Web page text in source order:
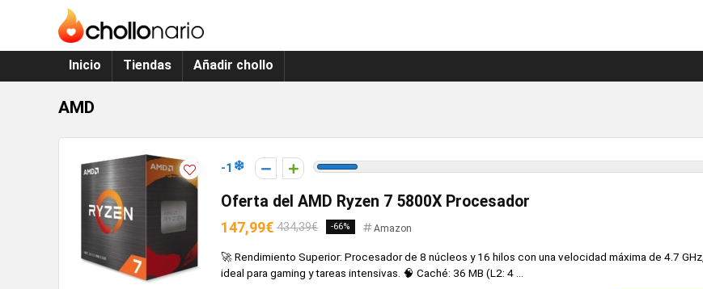
Inicio Tiendas Añadir chollo
AMD
-1
Oferta del AMD Ryzen 7 5800X Procesador
147,99€ 434,39€ -66% Amazon
🚀 Rendimiento Superior: Procesador de 8 núcleos y 16 hilos con una velocidad máxima de 4.7 GHz,
ideal para gaming y tareas intensivas. 🧠 Caché: 36 MB (L2: 4 ...